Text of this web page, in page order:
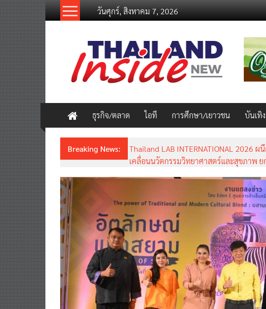
วันศุกร์, สิงหาคม 7, 2026
thailandinsidenew.com
Thailand
Inside
New
ธุรกิจ/ตลาด ไอที การศึกษา/เยาวชน บันเทิง
Breaking News:
Thailand LAB INTERNATIONAL 2026 ผ
เคลื่อนนวัตกรรมวิทยาศาสตร์และสุขภาพ